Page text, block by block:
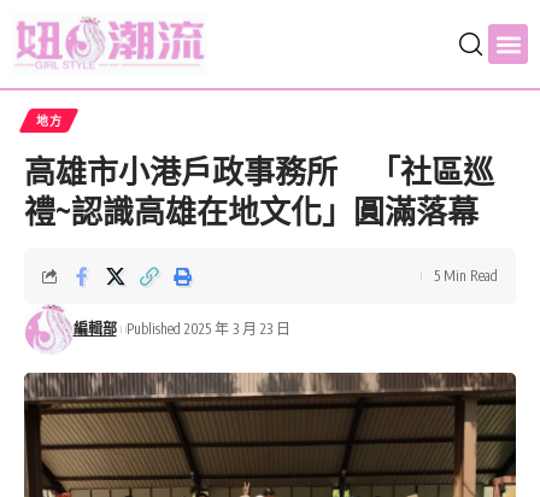
地方
高雄市小港戶政事務所 「社區巡
禮~認識高雄在地文化」圓滿落幕
編輯部 Published 2025 年 3 月 23 日
5 Min Read